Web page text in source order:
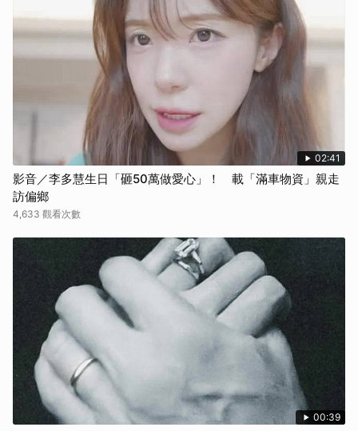
02:41
影音／李多慧生日「砸50萬做愛心」！ 載「滿車物資」親走
訪偏鄉
4,633 觀看次數
00:39